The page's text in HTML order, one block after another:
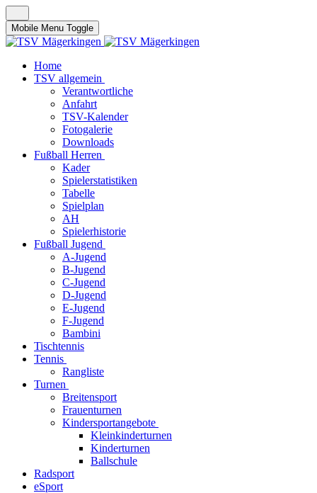
Mobile Menu Toggle
Home
TSV allgemein
Verantwortliche
Anfahrt
TSV-Kalender
Fotogalerie
Downloads
Fußball Herren
Kader
Spielerstatistiken
Tabelle
Spielplan
AH
Spielerhistorie
Fußball Jugend
A-Jugend
B-Jugend
C-Jugend
D-Jugend
E-Jugend
F-Jugend
Bambini
Tischtennis
Tennis
Rangliste
Turnen
Breitensport
Frauenturnen
Kindersportangebote
Kleinkinderturnen
Kinderturnen
Ballschule
Radsport
eSport